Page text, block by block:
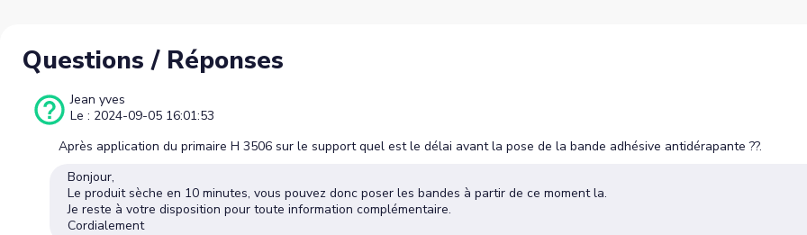
Questions / Réponses
Jean yves
Le : 2024-09-05 16:01:53
Après application du primaire H 3506 sur le support quel est le délai avant la pose de la bande adhésive antidérapante ??.
Bonjour,
Le produit sèche en 10 minutes, vous pouvez donc poser les bandes à partir de ce moment la.
Je reste à votre disposition pour toute information complémentaire.
Cordialement